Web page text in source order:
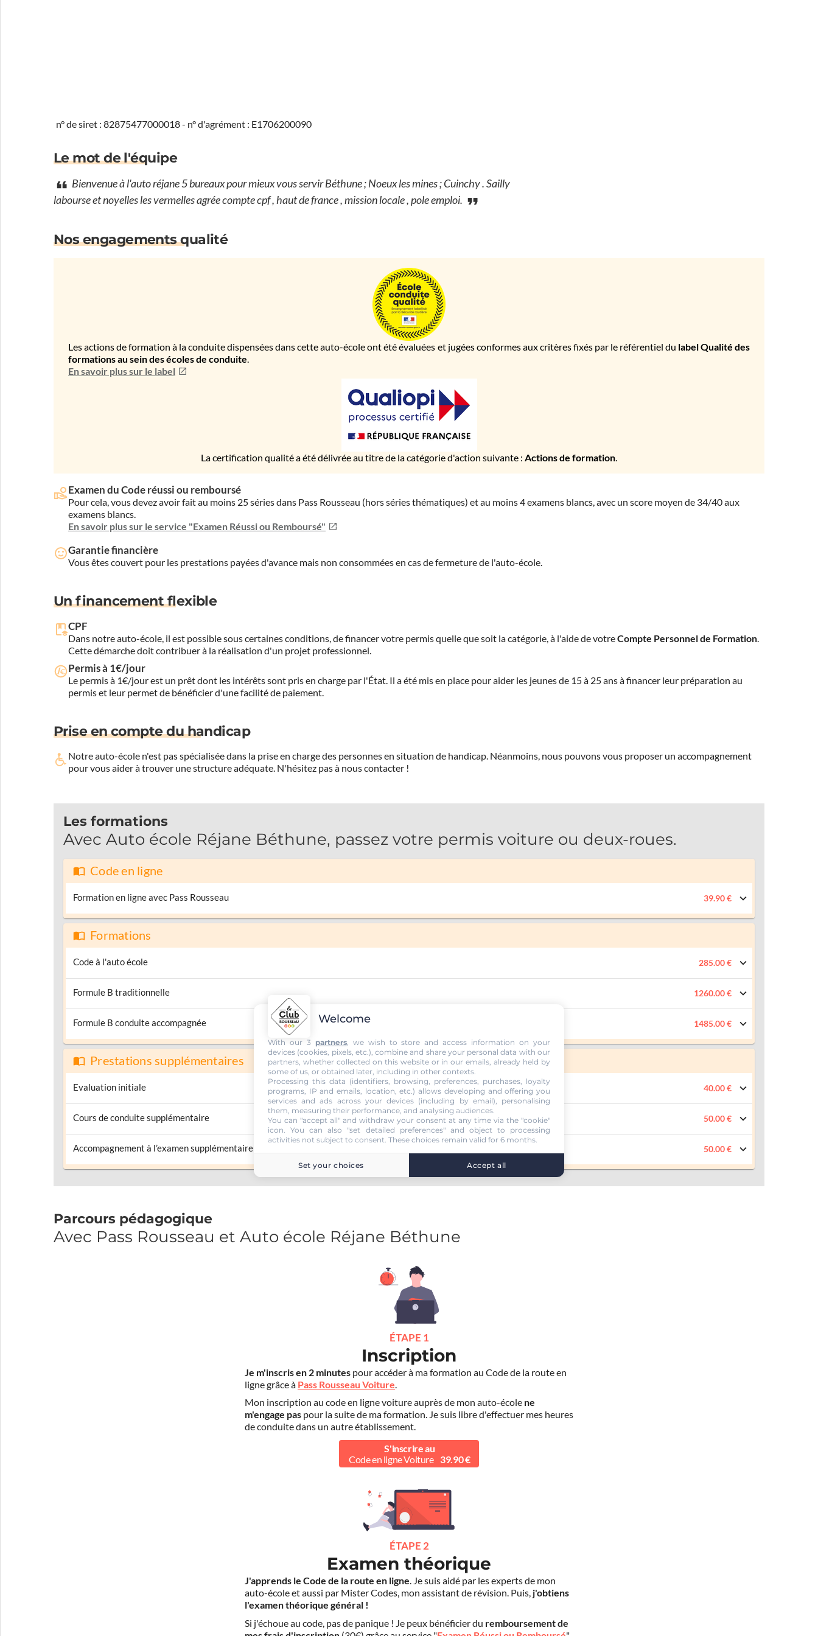
n° de siret : 82875477000018 - n° d'agrément : E1706200090
Le mot de l'équipe
Bienvenue à l'auto réjane 5 bureaux pour mieux vous servir Béthune ; Noeux les mines ; Cuinchy . Sailly
labourse et noyelles les vermelles agrée compte cpf , haut de france , mission locale , pole emploi.
Nos engagements qualité
Les actions de formation à la conduite dispensées dans cette auto-école ont été évaluées et jugées conformes aux critères fixés par le référentiel du label Qualité des
formations au sein des écoles de conduite.
En savoir plus sur le label
La certification qualité a été délivrée au titre de la catégorie d'action suivante : Actions de formation.
Examen du Code réussi ou remboursé
Pour cela, vous devez avoir fait au moins 25 séries dans Pass Rousseau (hors séries thématiques) et au moins 4 examens blancs, avec un score moyen de 34/40 aux
examens blancs.
En savoir plus sur le service "Examen Réussi ou Remboursé"
Garantie financière
Vous êtes couvert pour les prestations payées d'avance mais non consommées en cas de fermeture de l'auto-école.
Un financement flexible
CPF
Dans notre auto-école, il est possible sous certaines conditions, de financer votre permis quelle que soit la catégorie, à l'aide de votreCompte Personnel de Formation.
Cette démarche doit contribuer à la réalisation d'un projet professionnel.
Permis à 1€/jour
Le permis à 1€/jour est un prêt dont les intérêts sont pris en charge par l'État. Il a été mis en place pour aider les jeunes de 15 à 25 ans à financer leur préparation au
permis et leur permet de bénéficier d'une facilité de paiement.
Prise en compte du handicap
Notre auto-école n'est pas spécialisée dans la prise en charge des personnes en situation de handicap. Néanmoins, nous pouvons vous proposer un accompagnement
pour vous aider à trouver une structure adéquate. N'hésitez pas à nous contacter !
Les formations
Avec Auto école Réjane Béthune, passez votre permis voiture ou deux-roues.
Code en ligne
Formation en ligne avec Pass Rousseau 39.90 €
Formations
Code à l'auto école 285.00 €
Formule B traditionnelle 1260.00 €
Formule B conduite accompagnée 1485.00 €
Prestations supplémentaires
Evaluation initiale 40.00 €
Cours de conduite supplémentaire 50.00 €
Accompagnement à l’examen supplémentaire 50.00 €
Parcours pédagogique
Avec Pass Rousseau et Auto école Réjane Béthune
ÉTAPE 1
Inscription
Je m'inscris en 2 minutes pour accéder à ma formation au Code de la route en
ligne grâce à Pass Rousseau Voiture.
Mon inscription au code en ligne voiture auprès de mon auto-école ne
m'engage pas pour la suite de ma formation. Je suis libre d'effectuer mes heures
de conduite dans un autre établissement.
S'inscrire au
Code en ligne Voiture
39.90 €
ÉTAPE 2
Examen théorique
J'apprends le Code de la route en ligne. Je suis aidé par les experts de mon
auto-école et aussi par Mister Codes, mon assistant de révision. Puis, j'obtiens
l'examen théorique général !
Si j'échoue au code, pas de panique ! Je peux bénéficier du remboursement de
Welcome
With our 3 partners, we wish to store and access information on your
devices (cookies, pixels, etc.), combine and share your personal data with our
partners, whether collected on this website or in our emails, already held by
some of us, or obtained later, including in other contexts.
Processing this data (identifiers, browsing, preferences, purchases, loyalty
programs, IP and emails, location, etc.) allows developing and offering you
services and ads across your devices (including by email), personalising
them, measuring their performance, and analysing audiences.
You can "accept all" and withdraw your consent at any time via the "cookie"
icon. You can also "set detailed preferences" and object to processing
activities not subject to consent. These choices remain valid for 6 months.
Set your choices Accept all